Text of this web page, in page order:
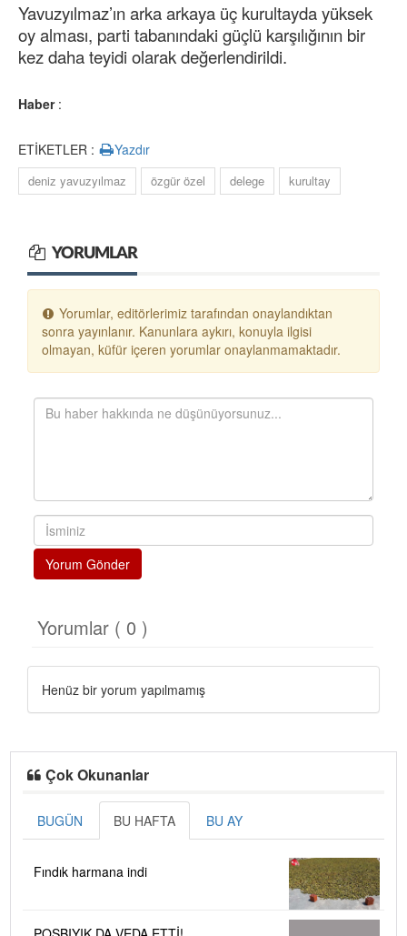
Yavuzyılmaz’ın arka arkaya üç kurultayda yüksek
oy alması, parti tabanındaki güçlü karşılığının bir
kez daha teyidi olarak değerlendirildi.
Haber:
ETİKETLER : Yazdır
deniz yavuzyılmaz özgür özel delege kurultay
YORUMLAR
Yorumlar, editörlerimiz tarafından onaylandıktan
sonra yayınlanır. Kanunlara aykırı, konuyla ilgisi
olmayan, küfür içeren yorumlar onaylanmamaktadır.
Yorum Gönder
Yorumlar ( 0 )
Henüz bir yorum yapılmamış
Çok Okunanlar
BUGÜN BU HAFTA BU AY
Fındık harmana indi